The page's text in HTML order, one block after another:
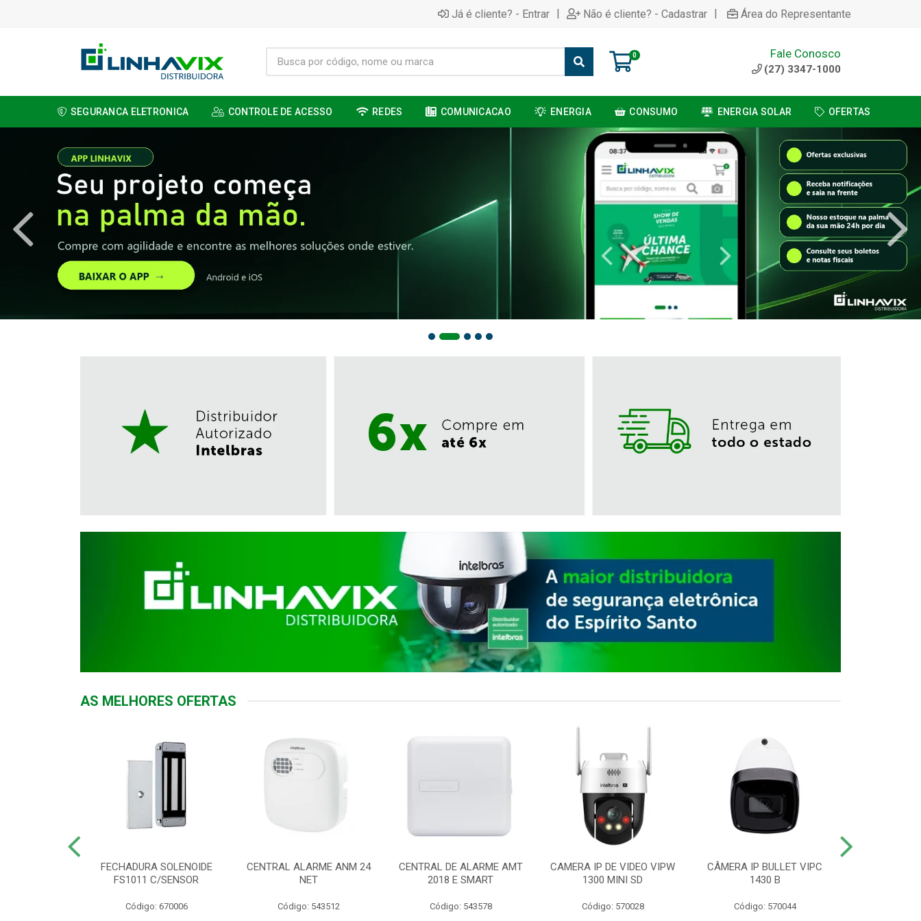
Já é cliente? - Entrar | Não é cliente? - Cadastrar | Área do Representante
0 Fale Conosco
(27) 3347-1000
SEGURANCA ELETRONICA CONTROLE DE ACESSO REDES COMUNICACAO ENERGIA CONSUMO ENERGIA SOLAR OFERTAS
AS MELHORES OFERTAS
FECHADURA SOLENOIDE
FS1011 C/SENSOR
Código: 670006
CENTRAL ALARME ANM 24
NET
Código: 543512
CENTRAL DE ALARME AMT
2018 E SMART
Código: 543578
CAMERA IP DE VIDEO VIPW
1300 MINI SD
Código: 570028
CÂMERA IP BULLET VIPC
1430 B
Código: 570044